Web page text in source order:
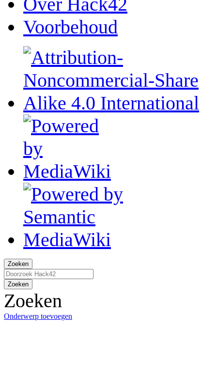
Voorbehoud
Zoeken
Zoeken
Zoeken
Onderwerp toevoegen